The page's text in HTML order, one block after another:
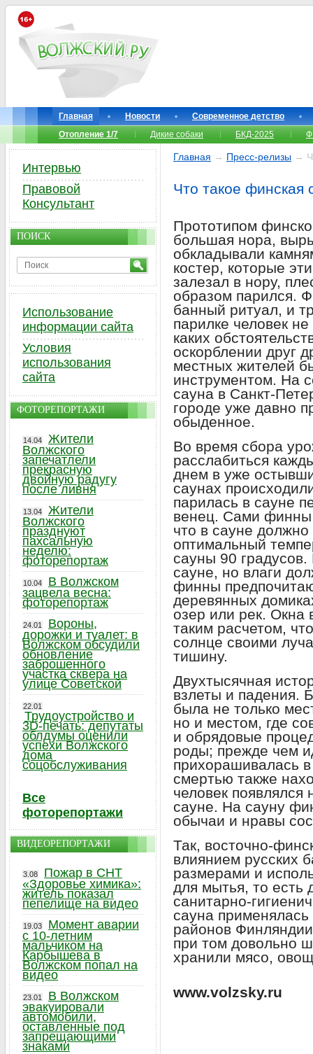
Главная Новости
Современное детство
Отопление 1/7
Дикие собаки БКД-2025
Главная → Пресс-релизы →
Что такое финская
Прототипом
большая нора,
обкладывали
костер, которые
залезал в нору,
образом парился.
банный ритуал, и
парилке человек
каких
оскорблении друг
местных жителей
инструментом. На
сауна в Санкт-
городе уже давно
обыденное.
Во время сбора
расслабиться
днем в уже
саунах
парилась в сауне
венец. Сами финны
что в сауне
оптимальный
сауны 90
сауне, но влаги
финны
деревянных
озер или рек. Окна
таким расчетом,
солнце своими
тишину.
Двухтысячная
взлеты и падения.
была не только
но и местом, где
и обрядовые
роды; прежде чем
прихорашивалась
смертью также
человек появлялся
сауне. На сауну
обычаи и нравы
Так, восточно-
влиянием русских
размерами и
для мытья, то есть
санитарно-
сауна
районов
при том довольно
хранили мясо,
www.volzsky.ru
Интервью
Правовой
Консультант
ПОИСК
Использование
информации сайта
Условия
использования
сайта
ФОТОРЕПОРТАЖИ
14.04
Жители
Волжского
запечатлели
прекрасную
двойную радугу
после ливня
13.04
Жители
Волжского
празднуют
пахсальную
неделю:
фоторепортаж
10.04
В Волжском
зацвела весна:
фоторепортаж
24.01
Вороны,
дорожки и туалет: в
Волжском обсудили
обновление
заброшенного
участка сквера на
улице Советской
22.01
Трудоустройство и
3D-печать: депутаты
облдумы оценили
успехи Волжского
дома
соцобслуживания
Все
фоторепортажи
ВИДЕОРЕПОРТАЖИ
3.08
Пожар в СНТ
«Здоровье химика»:
житель показал
пепелище на видео
19.03
Момент аварии
с 10-летним
мальчиком на
Карбышева в
Волжском попал на
видео
23.01
В Волжском
эвакуировали
автомобили,
оставленные под
запрещающими
знаками